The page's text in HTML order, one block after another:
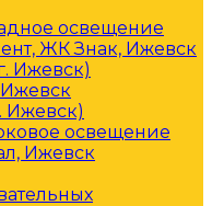
освещение
ЖК Знак, Ижевск
Ижевск)
Ижевск)
освещение
Ижевск